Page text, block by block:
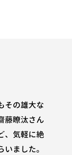
その雄大な
藤瞭汰さん
、気軽に絶
ました。